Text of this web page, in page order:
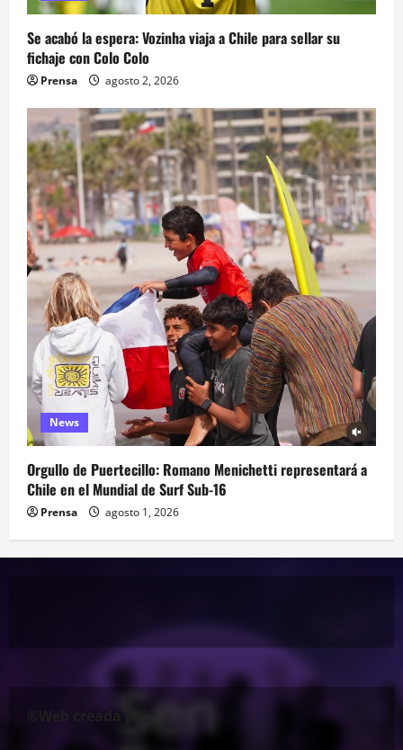
Se acabó la espera: Vozinha viaja a Chile para sellar su
fichaje con Colo Colo
Prensa agosto 2, 2026
News
Orgullo de Puertecillo: Romano Menichetti representará a
Chile en el Mundial de Surf Sub-16
Prensa agosto 1, 2026
®Web creada por: